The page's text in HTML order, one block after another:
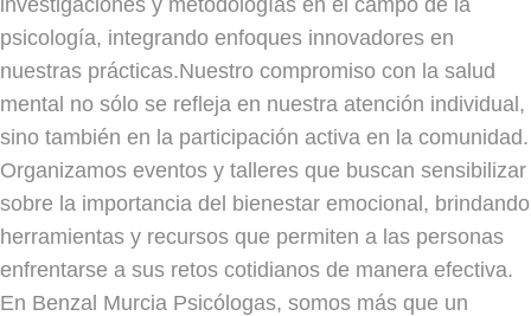
psicología, integrando enfoques innovadores en
nuestras prácticas.Nuestro compromiso con la salud
mental no sólo se refleja en nuestra atención individual,
sino también en la participación activa en la comunidad.
Organizamos eventos y talleres que buscan sensibilizar
sobre la importancia del bienestar emocional, brindando
herramientas y recursos que permiten a las personas
enfrentarse a sus retos cotidianos de manera efectiva.
En Benzal Murcia Psicólogas, somos más que un